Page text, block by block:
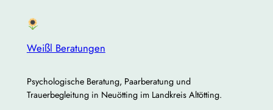
Weißl Beratungen
Psychologische Beratung, Paarberatung und
Trauerbegleitung in Neuötting im Landkreis Altötting.